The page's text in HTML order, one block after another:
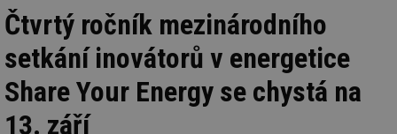
Čtvrtý ročník mezinárodního
setkání inovátorů v energetice
Share Your Energy se chystá na
13. září